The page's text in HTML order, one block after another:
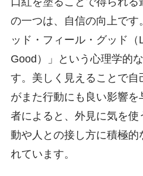
の一つは、自信の向上で
ッド・フィール・グッド（
Good）」という心理学的
す。美しく見えることで
がまた行動にも良い影響
者によると、外見に気を
動や人との接し方に積極的
れています。